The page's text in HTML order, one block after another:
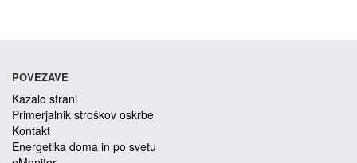
POVEZAVE
Kazalo strani
Primerjalnik stroškov oskrbe
Kontakt
Energetika doma in po svetu